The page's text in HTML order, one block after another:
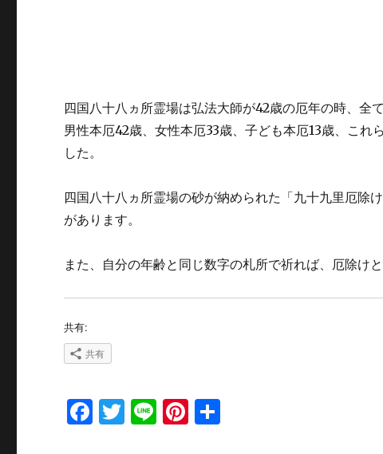
四国八十八ヵ所霊場は弘法大師が42歳の厄年の時、全
男性本厄42歳、女性本厄33歳、子ども本厄13歳、こ
した。
四国八十八ヵ所霊場の砂が納められた「九十九里厄除
があります。
また、自分の年齢と同じ数字の札所で祈れば、厄除け
共有:
共有
F
T
Li Pi